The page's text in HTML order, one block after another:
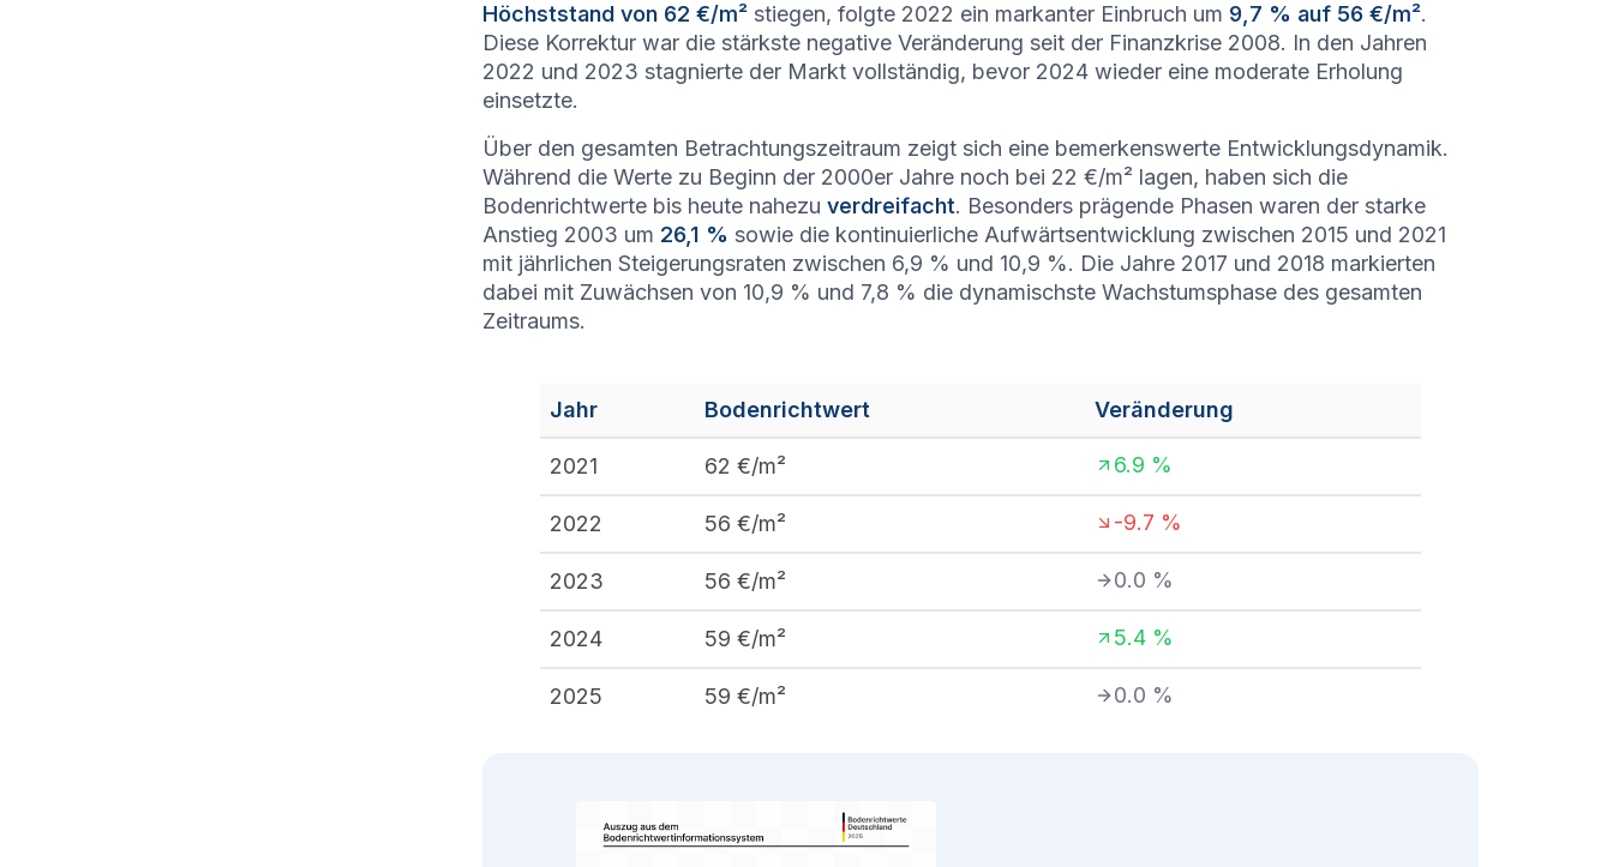
Höchststand von 62 €/m² stiegen, folgte 2022 ein markanter Einbruch um 9,7 % auf 56 €/m².
Diese Korrektur war die stärkste negative Veränderung seit der Finanzkrise 2008. In den Jahren
2022 und 2023 stagnierte der Markt vollständig, bevor 2024 wieder eine moderate Erholung
einsetzte.
Über den gesamten Betrachtungszeitraum zeigt sich eine bemerkenswerte Entwicklungsdynamik.
Während die Werte zu Beginn der 2000er Jahre noch bei 22 €/m² lagen, haben sich die
Bodenrichtwerte bis heute nahezu verdreifacht. Besonders prägende Phasen waren der starke
Anstieg 2003 um 26,1 % sowie die kontinuierliche Aufwärtsentwicklung zwischen 2015 und 2021
mit jährlichen Steigerungsraten zwischen 6,9 % und 10,9 %. Die Jahre 2017 und 2018 markierten
dabei mit Zuwächsen von 10,9 % und 7,8 % die dynamischste Wachstumsphase des gesamten
Zeitraums.
Jahr Bodenrichtwert Veränderung
2021 62 €/m² 6.9 %
2022 56 €/m² -9.7 %
2023 56 €/m² 0.0 %
2024 59 €/m² 5.4 %
2025 59 €/m² 0.0 %